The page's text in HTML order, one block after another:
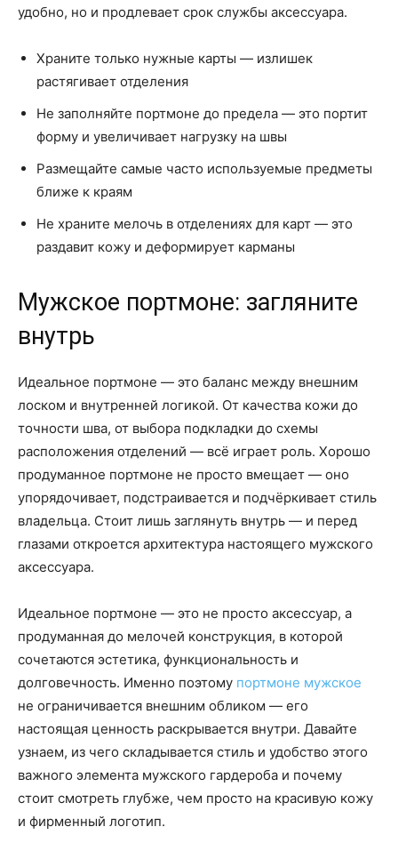
удобно, но и продлевает срок службы аксессуара.
Храните только нужные карты — излишек
растягивает отделения
Не заполняйте портмоне до предела — это портит
форму и увеличивает нагрузку на швы
Размещайте самые часто используемые предметы
ближе к краям
Не храните мелочь в отделениях для карт — это
раздавит кожу и деформирует карманы
Мужское портмоне: загляните
внутрь
Идеальное портмоне — это баланс между внешним
лоском и внутренней логикой. От качества кожи до
точности шва, от выбора подкладки до схемы
расположения отделений — всё играет роль. Хорошо
продуманное портмоне не просто вмещает — оно
упорядочивает, подстраивается и подчёркивает стиль
владельца. Стоит лишь заглянуть внутрь — и перед
глазами откроется архитектура настоящего мужского
аксессуара.
Идеальное портмоне — это не просто аксессуар, а
продуманная до мелочей конструкция, в которой
сочетаются эстетика, функциональность и
долговечность. Именно поэтому портмоне мужское
не ограничивается внешним обликом — его
настоящая ценность раскрывается внутри. Давайте
узнаем, из чего складывается стиль и удобство этого
важного элемента мужского гардероба и почему
стоит смотреть глубже, чем просто на красивую кожу
и фирменный логотип.